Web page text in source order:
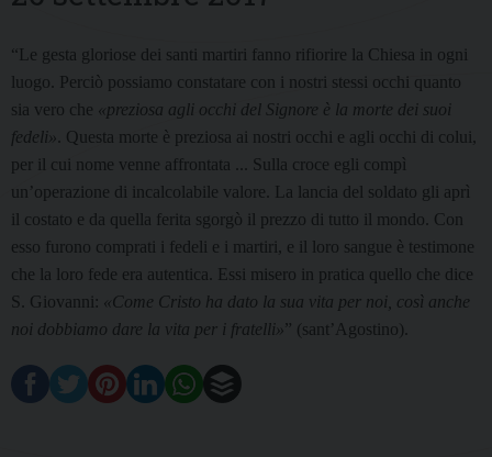
“Le gesta gloriose dei santi martiri fanno rifiorire la Chiesa in ogni
luogo. Perciò possiamo constatare con i nostri stessi occhi quanto
sia vero che «preziosa agli occhi del Signore è la morte dei suoi
fedeli» . Questa morte è preziosa ai nostri occhi e agli occhi di colui,
per il cui nome venne affrontata ... Sulla croce egli compì
un’operazione di incalcolabile valore. La lancia del soldato gli aprì
il costato e da quella ferita sgorgò il prezzo di tutto il mondo. Con
esso furono comprati i fedeli e i martiri, e il loro sangue è testimone
che la loro fede era autentica. Essi misero in pratica quello che dice
S. Giovanni: «Come Cristo ha dato la sua vita per noi, così anche
noi dobbiamo dare la vita per i fratelli»” (sant’Agostino).